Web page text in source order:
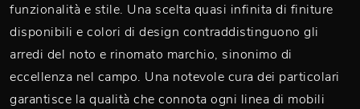
funzionalità e stile. Una scelta quasi infinita di finiture
disponibili e colori di design contraddistinguono gli
arredi del noto e rinomato marchio, sinonimo di
eccellenza nel campo. Una notevole cura dei particolari
garantisce la qualità che connota ogni linea di mobili